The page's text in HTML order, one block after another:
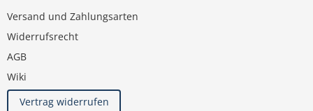
Versand und Zahlungsarten
Widerrufsrecht
AGB
Wiki
Vertrag widerrufen